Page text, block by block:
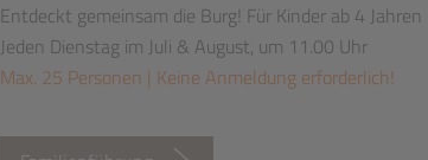
Entdeckt gemeinsam die Burg! Für Kinder ab 4 Jahren
Jeden Dienstag im Juli & August, um 11.00 Uhr
Max. 25 Personen | Keine Anmeldung erforderlich!